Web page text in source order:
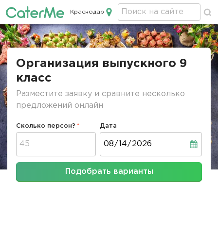
Кейтеринг в Краснодаре
Краснодар
Строка
Организация выпускного 9
класс
Разместите заявку и сравните несколько
предложений онлайн
Сколько персон? Дата
Подобрать варианты